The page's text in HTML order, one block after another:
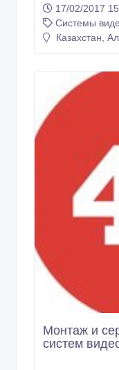
Установка
17/02/2017
Системы
Казахстан,